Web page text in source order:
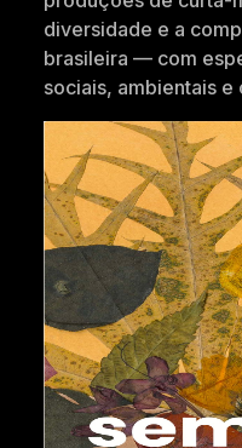
diversidade e a
brasileira — com
sociais, ambientais e